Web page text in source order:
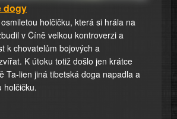
dogy
holčičku, která si hrála na
v Číně velkou kontroverzi a
k chovatelům bojových a
K útoku totiž došlo jen krátce
Ta-lien jiná tibetská doga napadla a
holčičku.